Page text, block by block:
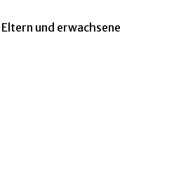
und erwachsene